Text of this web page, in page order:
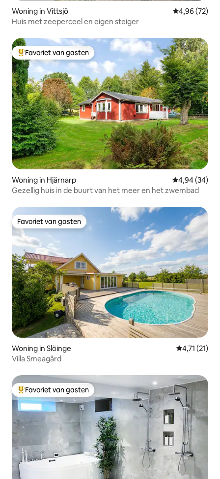
Woning in Vittsjö Gemiddelde
4,96 (72)
Huis met zeeperceel en eigen steiger
Topfavoriet van gasten
Favoriet van gasten
Woning in Hjärnarp Gemiddelde
4,94 (34)
Gezellig huis in de buurt van het meer en het zwembad
Favoriet van gasten
Favoriet van gasten
Woning in Slöinge Gemiddelde
4,71 (21)
Villa Smeagård
Topfavoriet van gasten
Favoriet van gasten